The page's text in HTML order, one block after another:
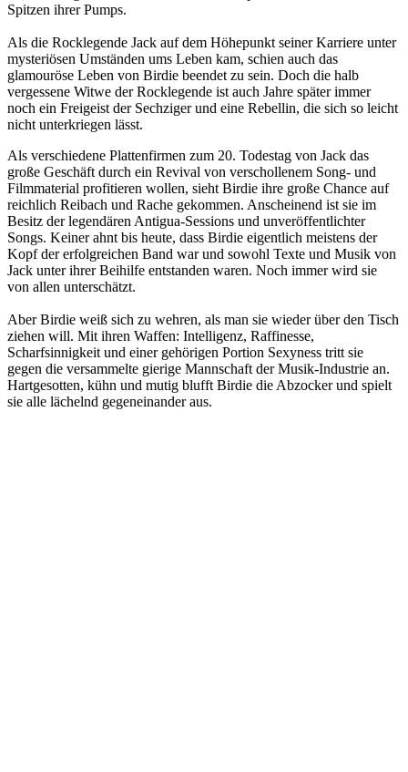
Spitzen ihrer Pumps.
Als die Rocklegende Jack auf dem Höhepunkt seiner Karriere unter
mysteriösen Umständen ums Leben kam, schien auch das
glamouröse Leben von Birdie beendet zu sein. Doch die halb
vergessene Witwe der Rocklegende ist auch Jahre später immer
noch ein Freigeist der Sechziger und eine Rebellin, die sich so leicht
nicht unterkriegen lässt.
Als verschiedene Plattenfirmen zum 20. Todestag von Jack das
große Geschäft durch ein Revival von verschollenem Song- und
Filmmaterial profitieren wollen, sieht Birdie ihre große Chance auf
reichlich Reibach und Rache gekommen. Anscheinend ist sie im
Besitz der legendären Antigua-Sessions und unveröffentlichter
Songs. Keiner ahnt bis heute, dass Birdie eigentlich meistens der
Kopf der erfolgreichen Band war und sowohl Texte und Musik von
Jack unter ihrer Beihilfe entstanden waren. Noch immer wird sie
von allen unterschätzt.
Aber Birdie weiß sich zu wehren, als man sie wieder über den Tisch
ziehen will. Mit ihren Waffen: Intelligenz, Raffinesse,
Scharfsinnigkeit und einer gehörigen Portion Sexyness tritt sie
gegen die versammelte gierige Mannschaft der Musik-Industrie an.
Hartgesotten, kühn und mutig blufft Birdie die Abzocker und spielt
sie alle lächelnd gegeneinander aus.